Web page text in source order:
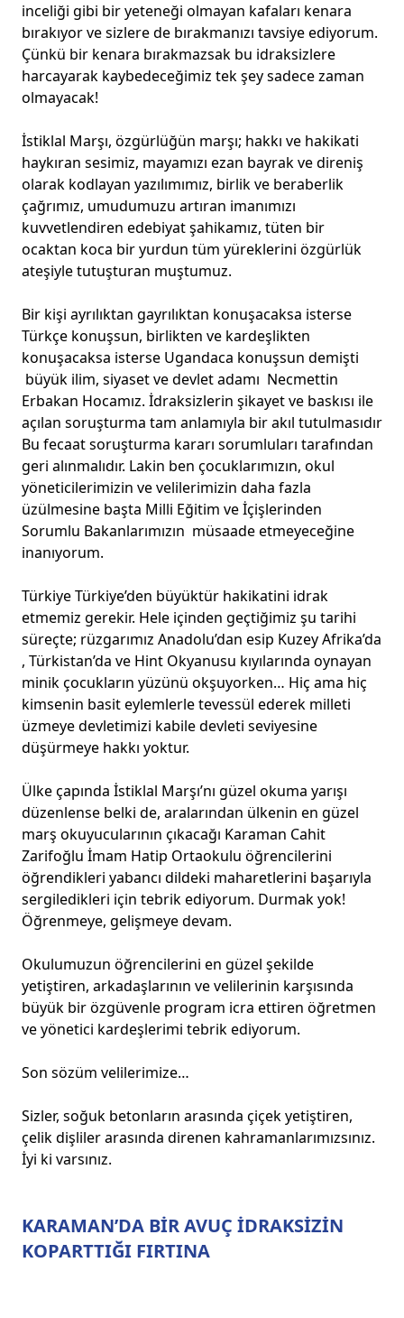
KARAMAN’DA BİR AVUÇ İDRAKSİZİN
KOPARTTIĞI FIRTINA
inceliği gibi bir yeteneği olmayan kafaları kenara
bırakıyor ve sizlere de bırakmanızı tavsiye ediyorum.
Çünkü bir kenara bırakmazsak bu idraksizlere
harcayarak kaybedeceğimiz tek şey sadece zaman
olmayacak!
İstiklal Marşı, özgürlüğün marşı; hakkı ve hakikati
haykıran sesimiz, mayamızı ezan bayrak ve direniş
olarak kodlayan yazılımımız, birlik ve beraberlik
çağrımız, umudumuzu artıran imanımızı
kuvvetlendiren edebiyat şahikamız, tüten bir
ocaktan koca bir yurdun tüm yüreklerini özgürlük
ateşiyle tutuşturan muştumuz.
Bir kişi ayrılıktan gayrılıktan konuşacaksa isterse
Türkçe konuşsun, birlikten ve kardeşlikten
konuşacaksa isterse Ugandaca konuşsun demişti
büyük ilim, siyaset ve devlet adamı Necmettin
Erbakan Hocamız. İdraksizlerin şikayet ve baskısı ile
açılan soruşturma tam anlamıyla bir akıl tutulmasıdır
Bu fecaat soruşturma kararı sorumluları tarafından
geri alınmalıdır. Lakin ben çocuklarımızın, okul
yöneticilerimizin ve velilerimizin daha fazla
üzülmesine başta Milli Eğitim ve İçişlerinden
Sorumlu Bakanlarımızın müsaade etmeyeceğine
inanıyorum.
Türkiye Türkiye’den büyüktür hakikatini idrak
etmemiz gerekir. Hele içinden geçtiğimiz şu tarihi
süreçte; rüzgarımız Anadolu’dan esip Kuzey Afrika’da
, Türkistan’da ve Hint Okyanusu kıyılarında oynayan
minik çocukların yüzünü okşuyorken… Hiç ama hiç
kimsenin basit eylemlerle tevessül ederek milleti
üzmeye devletimizi kabile devleti seviyesine
düşürmeye hakkı yoktur.
Ülke çapında İstiklal Marşı’nı güzel okuma yarışı
düzenlense belki de, aralarından ülkenin en güzel
marş okuyucularının çıkacağı Karaman Cahit
Zarifoğlu İmam Hatip Ortaokulu öğrencilerini
öğrendikleri yabancı dildeki maharetlerini başarıyla
sergiledikleri için tebrik ediyorum. Durmak yok!
Öğrenmeye, gelişmeye devam.
Okulumuzun öğrencilerini en güzel şekilde
yetiştiren, arkadaşlarının ve velilerinin karşısında
büyük bir özgüvenle program icra ettiren öğretmen
ve yönetici kardeşlerimi tebrik ediyorum.
Son sözüm velilerimize…
Sizler, soğuk betonların arasında çiçek yetiştiren,
çelik dişliler arasında direnen kahramanlarımızsınız.
İyi ki varsınız.